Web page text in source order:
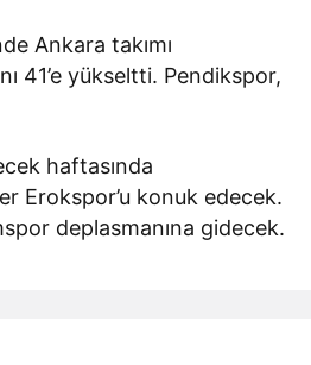
Ankara takımı
41’e yükseltti. Pendikspor,
haftasında
Erokspor’u konuk edecek.
deplasmanına gidecek.